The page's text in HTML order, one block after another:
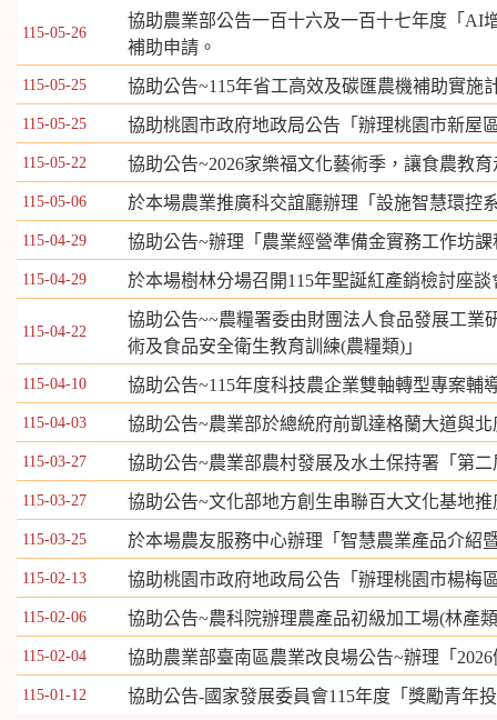
115-05-26
協助農業部公告一百十六及一百十七年度「AI
補助申請。
115-05-25 協助公告~115年省工高效及碳匯農機補助實施
115-05-25 協助桃園市政府地政局公告「辦理桃園市新屋
115-05-22 協助公告~2026家樂福文化藝術季，讓食農教
115-05-06 於本場農業推廣科交誼廳辦理「設施智慧環控
115-04-29 協助公告~辦理「農業經營準備金實務工作坊課
115-04-29 於本場樹林分場召開115年聖誕紅產銷檢討座談
115-04-22
協助公告~~農糧署委由財團法人食品發展工業
術及食品安全衛生教育訓練(農糧類)」
115-04-10 協助公告~115年度科技農企業雙軸轉型專案輔
115-04-03 協助公告~農業部於總統府前凱達格蘭大道與
115-03-27 協助公告~農業部農村發展及水土保持署「第
115-03-27 協助公告~文化部地方創生串聯百大文化基地
115-03-25 於本場農友服務中心辦理「智慧農業產品介紹
115-02-13 協助桃園市政府地政局公告「辦理桃園市楊梅
115-02-06 協助公告~農科院辦理農產品初級加工場(林產
115-02-04 協助農業部臺南區農業改良場公告~辦理「
115-01-12 協助公告-國家發展委員會115年度「獎勵青年